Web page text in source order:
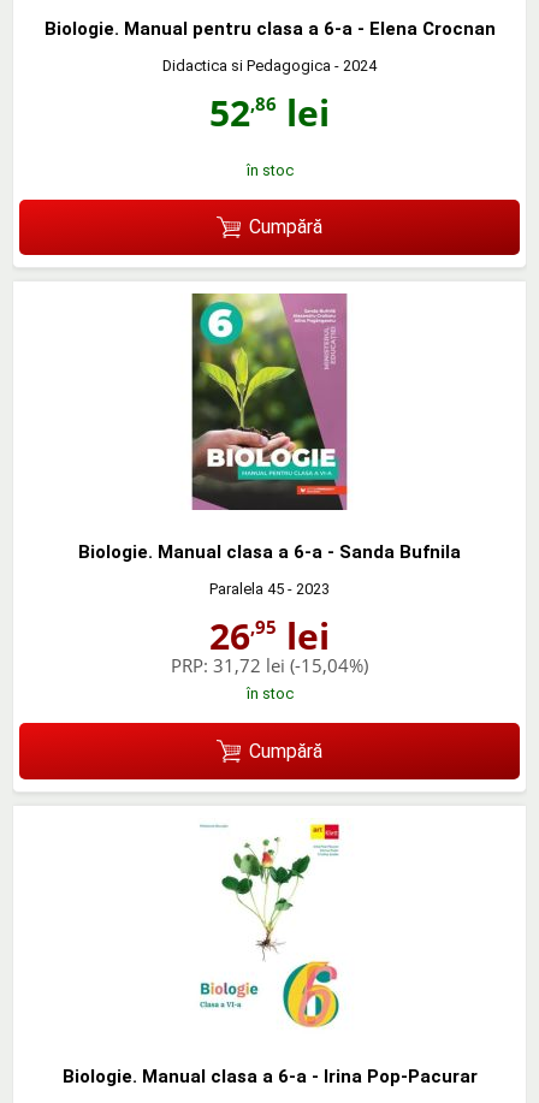
Biologie. Manual pentru clasa a 6-a - Elena Crocnan
Didactica si Pedagogica - 2024
52,86 lei
în stoc
Cumpără
Biologie. Manual clasa a 6-a - Sanda Bufnila
Paralela 45 - 2023
26,95 lei
PRP: 31,72 lei (-15,04%)
în stoc
Cumpără
Biologie. Manual clasa a 6-a - Irina Pop-Pacurar